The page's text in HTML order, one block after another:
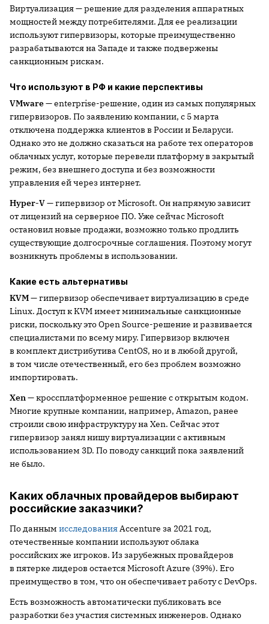
Виртуализация — решение для разделения аппаратных
мощностей между потребителями. Для ее реализации
используют гипервизоры, которые преимущественно
разрабатываются на Западе и также подвержены
санкционным рискам.
Что используют в РФ и какие перспективы
VMware— enterprise-решение, один из самых популярных
гипервизоров. По заявлению компании, с 5 марта
отключена поддержка клиентов в России и Беларуси.
Однако это не должно сказаться на работе тех операторов
облачных услуг, которые перевели платформу в закрытый
режим, без внешнего доступа и без возможности
управления ей через интернет.
Hyper-V— гипервизор от Microsoft. Он напрямую зависит
от лицензий на серверное ПО. Уже сейчас Microsoft
остановил новые продажи, возможно только продлить
существующие долгосрочные соглашения. Поэтому могут
возникнуть проблемы в использовании.
Какие есть альтернативы
KVM— гипервизор обеспечивает виртуализацию в среде
Linux. Доступ к KVM имеет минимальные санкционные
риски, поскольку это Open Source-решение и развивается
специалистами по всему миру. Гипервизор включен
в комплект дистрибутива CentOS, но и в любой другой,
в том числе отечественный, его без проблем возможно
импортировать.
Xen— кроссплатформенное решение с открытым кодом.
Многие крупные компании, например, Amazon, ранее
строили свою инфраструктуру на Xen. Сейчас этот
гипервизор занял нишу виртуализации с активным
использованием 3D. По поводу санкций пока заявлений
не было.
Каких облачных провайдеров выбирают
российские заказчики?
По данным исследованияAccenture за 2021 год,
отечественные компании используют облака
российских же игроков. Из зарубежных провайдеров
в пятерке лидеров остается Microsoft Azure (39%). Его
преимущество в том, что он обеспечивает работу с DevOps.
Есть возможность автоматически публиковать все
разработки без участия системных инженеров. Однако